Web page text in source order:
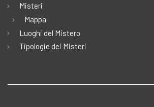
Misteri
Mappa
Luoghi del Mistero
Tipologie dei Misteri